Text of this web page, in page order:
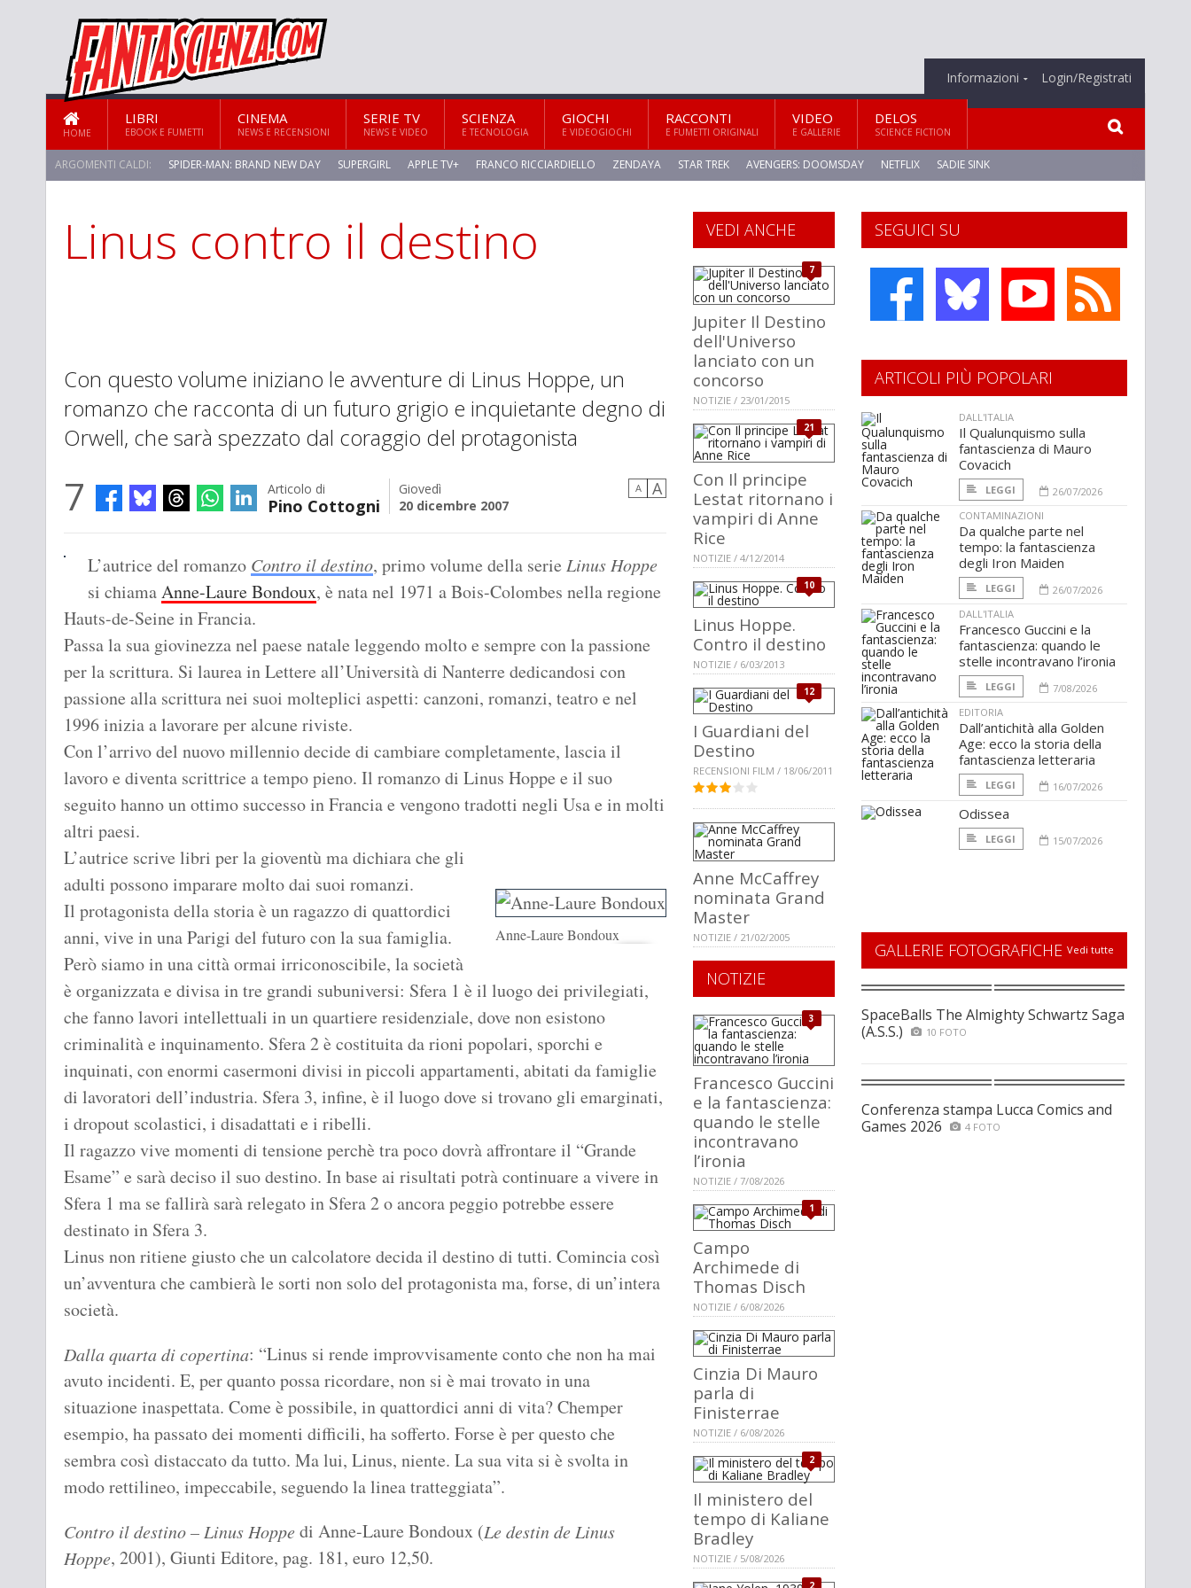
Informazioni Login/Registrati
HOME
LIBRI
EBOOK E FUMETTI
CINEMA
NEWS E RECENSIONI
SERIE TV
NEWS E VIDEO
SCIENZA
E TECNOLOGIA
GIOCHI
E VIDEOGIOCHI
RACCONTI
E FUMETTI ORIGINALI
VIDEO
E GALLERIE
DELOS
SCIENCE FICTION
ARGOMENTI CALDI: SPIDER-MAN: BRAND NEW DAY SUPERGIRL APPLE TV+ FRANCO RICCIARDIELLO ZENDAYA STAR TREK AVENGERS: DOOMSDAY NETFLIX SADIE SINK
STAR TREK: STRANGE NEW WORLDS
Linus contro il destino
Con questo volume iniziano le avventure di Linus Hoppe, un
romanzo che racconta di un futuro grigio e inquietante degno di
Orwell, che sarà spezzato dal coraggio del protagonista
7 Articolo di
Pino Cottogni
Giovedì
20 dicembre 2007
A A
L’autrice del romanzo Contro il destino, primo volume della serie Linus Hoppe
si chiamaAnne-Laure Bondoux, è nata nel 1971 a Bois-Colombes nella regione
Hauts-de-Seine in Francia.
Passa la sua giovinezza nel paese natale leggendo molto e sempre con la passione
per la scrittura. Si laurea in Lettere all’Università di Nanterre dedicandosi con
passione alla scrittura nei suoi molteplici aspetti: canzoni, romanzi, teatro e nel
1996 inizia a lavorare per alcune riviste.
Con l’arrivo del nuovo millennio decide di cambiare completamente, lascia il
lavoro e diventa scrittrice a tempo pieno. Il romanzo di Linus Hoppe e il suo
seguito hanno un ottimo successo in Francia e vengono tradotti negli Usa e in molti
altri paesi.
L’autrice scrive libri per la gioventù ma dichiara che gli
Anne-Laure Bondoux
adulti possono imparare molto dai suoi romanzi.
Il protagonista della storia è un ragazzo di quattordici
anni, vive in una Parigi del futuro con la sua famiglia.
Però siamo in una città ormai irriconoscibile, la società
è organizzata e divisa in tre grandi subuniversi: Sfera 1 è il luogo dei privilegiati,
che fanno lavori intellettuali in un quartiere residenziale, dove non esistono
criminalità e inquinamento. Sfera 2 è costituita da rioni popolari, sporchi e
inquinati, con enormi casermoni divisi in piccoli appartamenti, abitati da famiglie
di lavoratori dell’industria. Sfera 3, infine, è il luogo dove si trovano gli emarginati,
i dropout scolastici, i disadattati e i ribelli.
Il ragazzo vive momenti di tensione perchè tra poco dovrà affrontare il “Grande
Esame” e sarà deciso il suo destino. In base ai risultati potrà continuare a vivere in
Sfera 1 ma se fallirà sarà relegato in Sfera 2 o ancora peggio potrebbe essere
destinato in Sfera 3.
Linus non ritiene giusto che un calcolatore decida il destino di tutti. Comincia così
un’avventura che cambierà le sorti non solo del protagonista ma, forse, di un’intera
società.
Dalla quarta di copertina: “Linus si rende improvvisamente conto che non ha mai
avuto incidenti. E, per quanto possa ricordare, non si è mai trovato in una
situazione inaspettata. Come è possibile, in quattordici anni di vita? Chemper
esempio, ha passato dei momenti difficili, ha sofferto. Forse è per questo che
sembra così distaccato da tutto. Ma lui, Linus, niente. La sua vita si è svolta in
modo rettilineo, impeccabile, seguendo la linea tratteggiata”.
Contro il destino – Linus Hoppe di Anne-Laure Bondoux (Le destin de Linus
Hoppe, 2001), Giunti Editore, pag. 181, euro 12,50.
SEGUICI SU
VEDI ANCHE
7
Jupiter Il Destino
dell'Universo
lanciato con un
concorso
NOTIZIE / 23/01/2015
21
Con Il principe
Lestat ritornano i
vampiri di Anne
Rice
NOTIZIE / 4/12/2014
10
Linus Hoppe.
Contro il destino
NOTIZIE / 6/03/2013
12
I Guardiani del
Destino
RECENSIONI FILM / 18/06/2011
Anne McCaffrey
nominata Grand
Master
NOTIZIE / 21/02/2005
NOTIZIE
3
Francesco Guccini
e la fantascienza:
quando le stelle
incontravano
l’ironia
NOTIZIE / 7/08/2026
1
Campo
Archimede di
Thomas Disch
NOTIZIE / 6/08/2026
Cinzia Di Mauro
parla di
Finisterrae
NOTIZIE / 6/08/2026
2
Il ministero del
tempo di Kaliane
Bradley
NOTIZIE / 5/08/2026
ARTICOLI PIÙ POPOLARI
DALL'ITALIA
Il Qualunquismo sulla
fantascienza di Mauro
Covacich
LEGGI
26/07/2026
CONTAMINAZIONI
Da qualche parte nel
tempo: la fantascienza
degli Iron Maiden
LEGGI
26/07/2026
DALL'ITALIA
Francesco Guccini e la
fantascienza: quando le
stelle incontravano l’ironia
LEGGI
7/08/2026
EDITORIA
Dall’antichità alla Golden
Age: ecco la storia della
fantascienza letteraria
LEGGI 16/07/2026
Odissea
LEGGI 15/07/2026
GALLERIE FOTOGRAFICHE Vedi tutte
SpaceBalls The Almighty Schwartz Saga
(A.S.S.)
10 FOTO
Conferenza stampa Lucca Comics and
Games 2026
4 FOTO